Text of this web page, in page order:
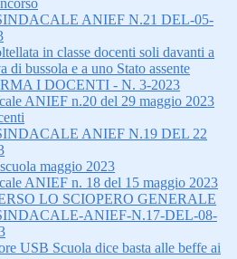
ANIEF N.21 DEL-05-
in classe docenti soli davanti a
di bussola e a uno Stato assente
I DOCENTI - N. 3-2023
ANIEF n.20 del 29 maggio 2023
ANIEF N.19 DEL 22
maggio 2023
ANIEF n. 18 del 15 maggio 2023
LO SCIOPERO GENERALE
ANIEF-N.17-DEL-08-
USB Scuola dice basta alle beffe ai